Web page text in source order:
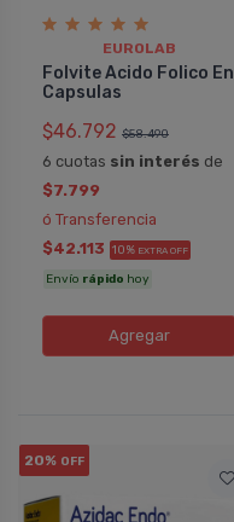
EUROLAB
Folvite Acido Folico En
Capsulas
$46.792 $58.490
6 cuotas sin interés de
$7.799
ó Transferencia
$42.113 10% EXTRA OFF
Envío rápido hoy
Agregar
20% OFF